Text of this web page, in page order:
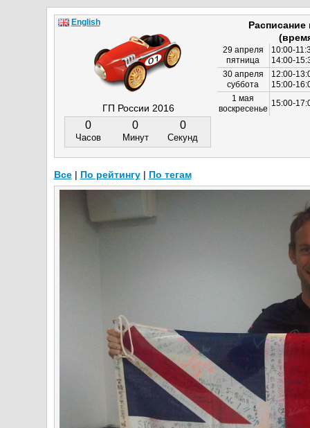
ГП России 2016
0
Часов
0
Минут
0
Секунд
29 апреля
пятница
10:00-
14:00-
30 апреля
суббота
12:00-
15:00-
1 мая
воскресенье
15:00-
English
Все| По рейтингу| По тегам